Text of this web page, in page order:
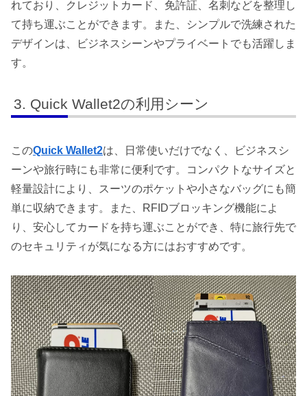
れており、クレジットカード、免許証、名刺などを整理し
て持ち運ぶことができます。また、シンプルで洗練された
デザインは、ビジネスシーンやプライベートでも活躍しま
す。
Quick Wallet2の利用シーン
このQuick Wallet2は、日常使いだけでなく、ビジネスシ
ーンや旅行時にも非常に便利です。コンパクトなサイズと
軽量設計により、スーツのポケットや小さなバッグにも簡
単に収納できます。また、RFIDブロッキング機能によ
り、安心してカードを持ち運ぶことができ、特に旅行先で
のセキュリティが気になる方にはおすすめです。